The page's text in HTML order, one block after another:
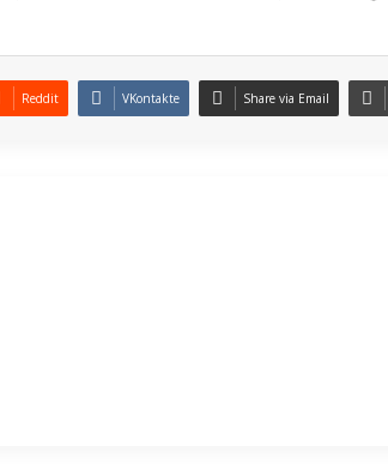
Reddit VKontakte Share via Email